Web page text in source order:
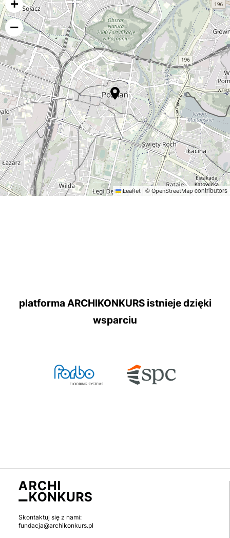
Leaflet |© OpenStreetMap contributors
platforma ARCHIKONKURS istnieje dzięki
wsparciu
Skontaktuj się z nami:
fundacja@archikonkurs.pl